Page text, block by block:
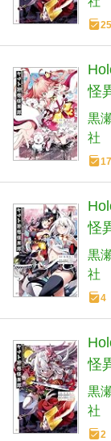
25
怪
黒
社
17
怪
ク
黒
社
4
怪
ク
黒
社
2